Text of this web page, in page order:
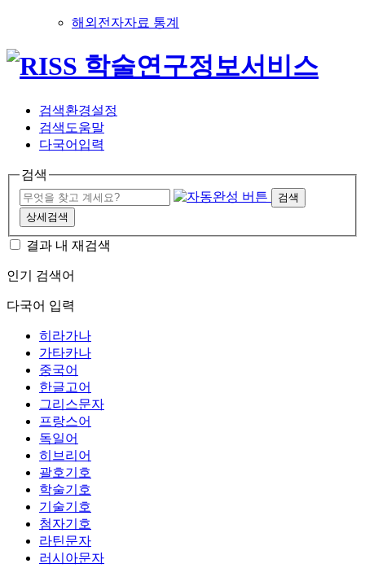
해외전자자료 통계
검색환경설정
검색도움말
다국어입력
검색
검색
상세검색
결과 내 재검색
인기 검색어
다국어 입력
히라가나
가타카나
중국어
한글고어
그리스문자
프랑스어
독일어
히브리어
괄호기호
학술기호
기술기호
첨자기호
라틴문자
러시아문자